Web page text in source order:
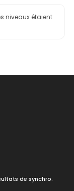
niveaux étaient
de synchro.